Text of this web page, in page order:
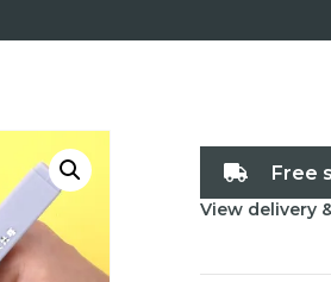
Free
View delivery